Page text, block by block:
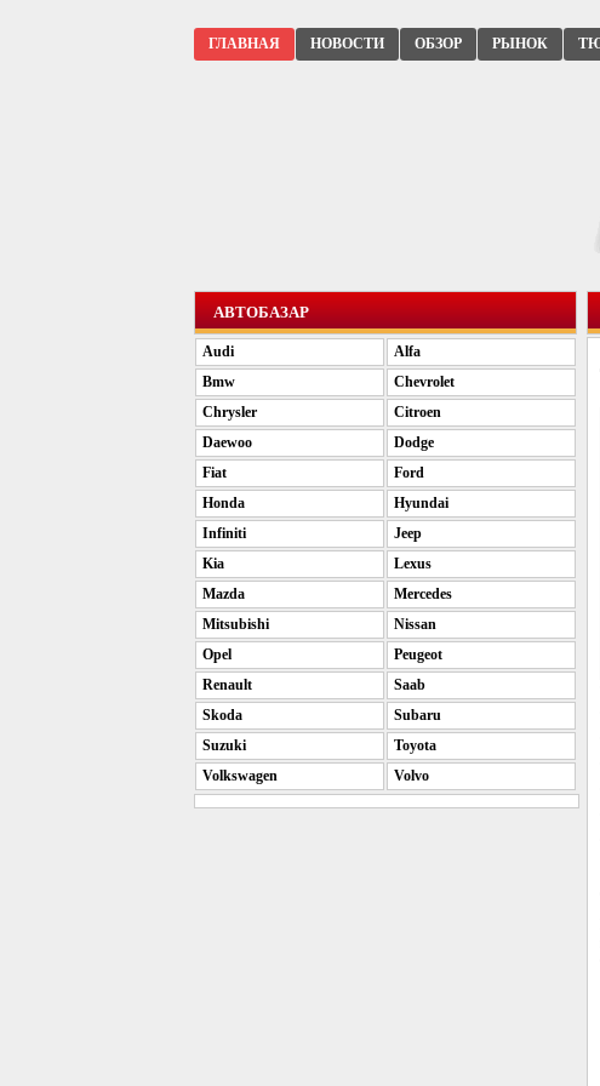
ГЛАВНАЯ НОВОСТИ ОБЗОР РЫНОК
АВТОБАЗАР
Audi
Alfa
Bmw
Chevrolet
Chrysler
Citroen
Daewoo
Dodge
Fiat
Ford
Honda
Hyundai
Infiniti
Jeep
Kia
Lexus
Mazda
Mercedes
Mitsubishi
Nissan
Opel
Peugeot
Renault
Saab
Skoda
Subaru
Suzuki
Toyota
Volkswagen
Volvo